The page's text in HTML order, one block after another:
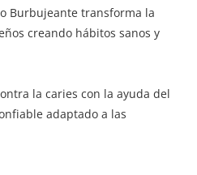
Burbujeante transforma la
creando hábitos sanos y
la caries con la ayuda del
adaptado a las